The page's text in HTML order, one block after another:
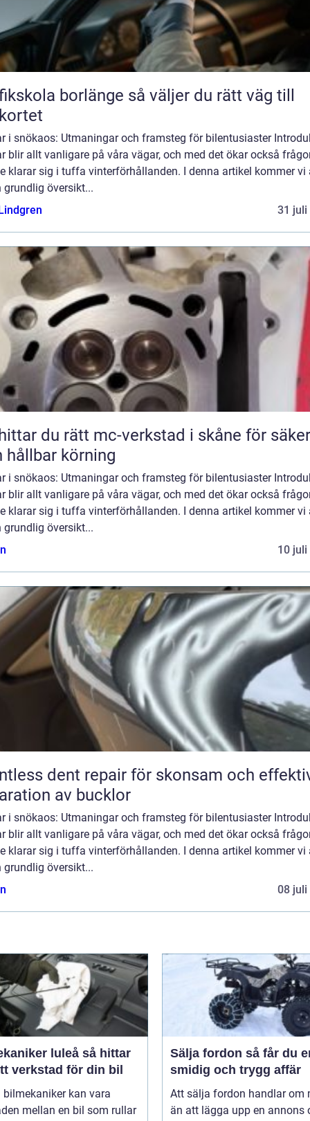
borlänge så väljer du rätt väg till
i snökaos: Utmaningar och framsteg för bilentusiaster
blir allt vanligare på våra vägar, och med det ökar också
klarar sig i tuffa vinterförhållanden. I denna artikel kommer vi
grundlig översikt...
31 juli
du rätt mc-verkstad i skåne för säker
hållbar körning
i snökaos: Utmaningar och framsteg för bilentusiaster
blir allt vanligare på våra vägar, och med det ökar också
klarar sig i tuffa vinterförhållanden. I denna artikel kommer vi
grundlig översikt...
10 juli
dent repair för skonsam och
av bucklor
i snökaos: Utmaningar och framsteg för bilentusiaster
blir allt vanligare på våra vägar, och med det ökar också
klarar sig i tuffa vinterförhållanden. I denna artikel kommer vi
grundlig översikt...
08 juli
luleå så hittar
verkstad för din bil
bilmekaniker kan vara
mellan en bil som rullar
Sälja fordon så får du en
smidig och trygg affär
Att sälja fordon handlar om
än att lägga upp en annons